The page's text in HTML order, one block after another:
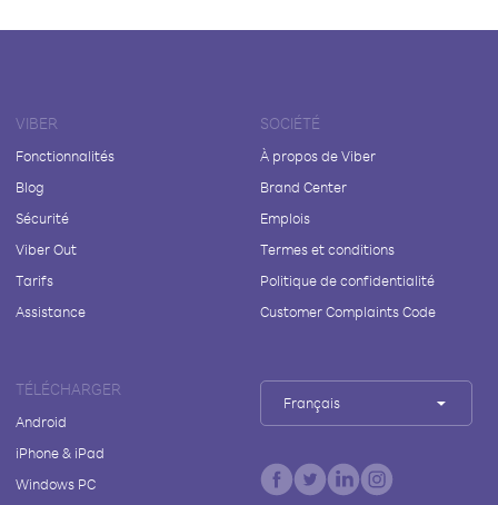
VIBER
Fonctionnalités
Blog
Sécurité
Viber Out
Tarifs
Assistance
SOCIÉTÉ
À propos de Viber
Brand Center
Emplois
Termes et conditions
Politique de confidentialité
Customer Complaints Code
TÉLÉCHARGER
Android
iPhone & iPad
Windows PC
Français